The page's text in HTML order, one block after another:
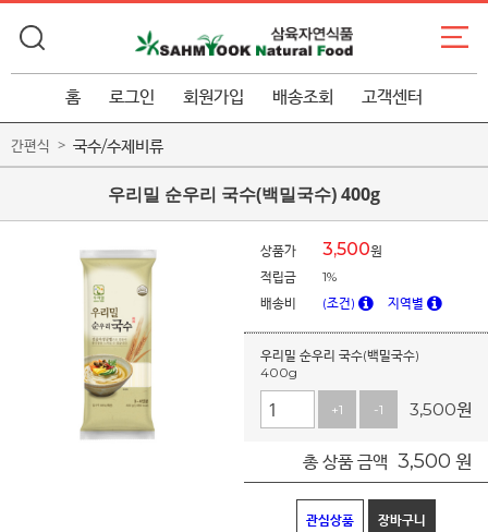
홈 로그인 회원가입 배송조회 고객센터
간편식 국수/수제비류
우리밀 순우리 국수(백밀국수) 400g
상품가 3,500원
적립금
1%
배송비
(조건) 지역별
우리밀 순우리 국수(백밀국수)
400g
+1 -1 3,500원
총 상품 금액 3,500 원
관심상품 장바구니